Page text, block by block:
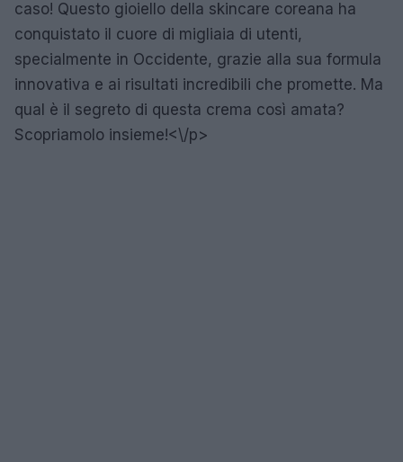
caso! Questo gioiello della skincare coreana ha
conquistato il cuore di migliaia di utenti,
specialmente in Occidente, grazie alla sua formula
innovativa e ai risultati incredibili che promette. Ma
qual è il segreto di questa crema così amata?
Scopriamolo insieme!<\/p>